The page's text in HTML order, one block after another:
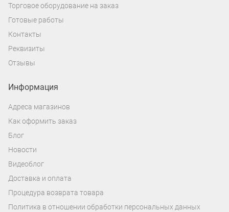
Торговое оборудование на заказ
Готовые работы
Контакты
Реквизиты
Отзывы
Информация
Адреса магазинов
Как оформить заказ
Блог
Новости
Видеоблог
Доставка и оплата
Процедура возврата товара
Политика в отношении обработки персональных данных